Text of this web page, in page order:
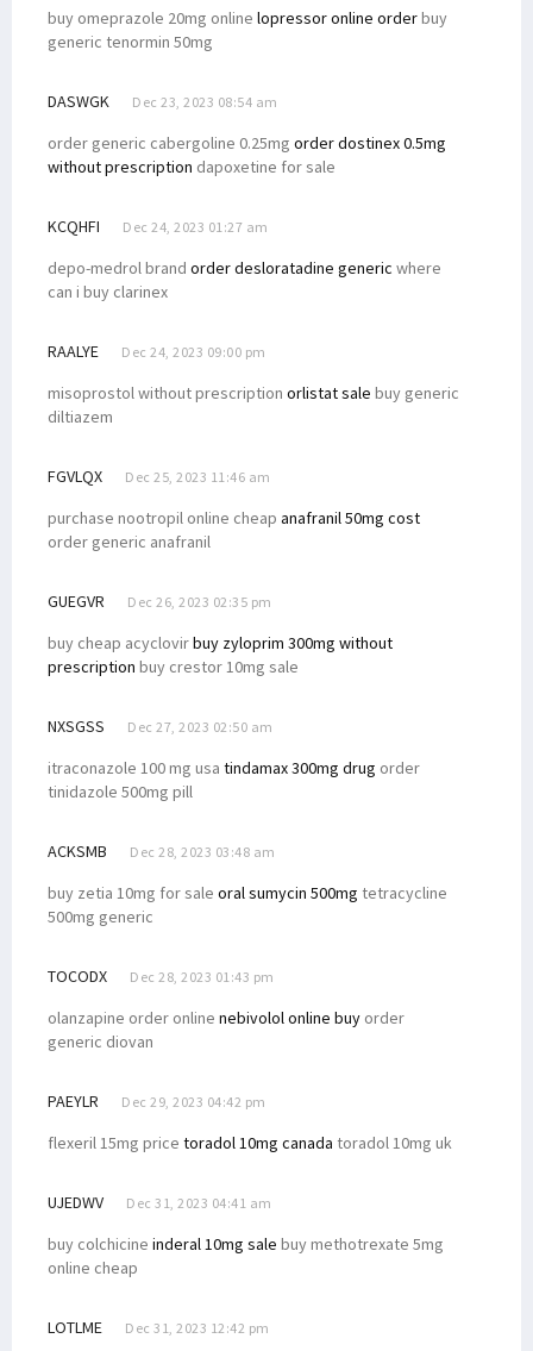
buy omeprazole 20mg online lopressor online orderbuy
generic tenormin 50mg
DASWGK Dec 23, 2023 08:54 am
order generic cabergoline 0.25mg order dostinex 0.5mg
without prescription dapoxetine for sale
KCQHFI Dec 24, 2023 01:27 am
depo-medrol brand order desloratadine generic where
can i buy clarinex
RAALYE Dec 24, 2023 09:00 pm
misoprostol without prescription orlistat sale buy generic
diltiazem
FGVLQX Dec 25, 2023 11:46 am
purchase nootropil online cheap anafranil 50mg cost
order generic anafranil
GUEGVR Dec 26, 2023 02:35 pm
buy cheap acyclovirbuy zyloprim 300mg without
prescription buy crestor 10mg sale
NXSGSS Dec 27, 2023 02:50 am
itraconazole 100 mg usa tindamax 300mg drug order
tinidazole 500mg pill
ACKSMB Dec 28, 2023 03:48 am
buy zetia 10mg for sale oral sumycin 500mg tetracycline
500mg generic
TOCODX Dec 28, 2023 01:43 pm
olanzapine order online nebivolol online buy order
generic diovan
PAEYLR Dec 29, 2023 04:42 pm
flexeril 15mg price toradol 10mg canada toradol 10mg uk
UJEDWV Dec 31, 2023 04:41 am
buy colchicine inderal 10mg sale buy methotrexate 5mg
online cheap
LOTLME Dec 31, 2023 12:42 pm